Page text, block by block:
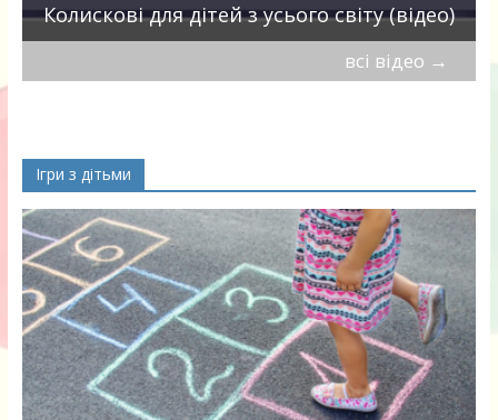
Колискові для дітей з усього світу (відео)
всі відео →
Ігри з дітьми